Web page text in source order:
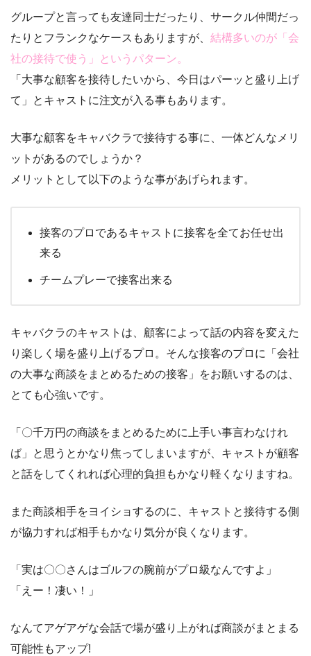
グループと言っても友達同士だったり、サークル仲間だっ
たりとフランクなケースもありますが、 結構多いのが「会
社の接待で使う」というパターン。
「大事な顧客を接待したいから、今日はパーッと盛り上げ
て」とキャストに注文が入る事もあります。
大事な顧客をキャバクラで接待する事に、一体どんなメリ
ットがあるのでしょうか？
メリットとして以下のような事があげられます。
接客のプロであるキャストに接客を全てお任せ出
来る
チームプレーで接客出来る
キャバクラのキャストは、顧客によって話の内容を変えた
り楽しく場を盛り上げるプロ。そんな接客のプロに「会社
の大事な商談をまとめるための接客」をお願いするのは、
とても心強いです。
「〇千万円の商談をまとめるために上手い事言わなけれ
ば」と思うとかなり焦ってしまいますが、キャストが顧客
と話をしてくれれば心理的負担もかなり軽くなりますね。
また商談相手をヨイショするのに、キャストと接待する側
が協力すれば相手もかなり気分が良くなります。
「実は〇〇さんはゴルフの腕前がプロ級なんですよ」
「えー！凄い！」
なんてアゲアゲな会話で場が盛り上がれば商談がまとまる
可能性もアップ!